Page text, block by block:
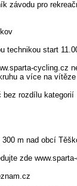
závodu pro
technikou start
cycling.cz
a více na
rozdílu kategorií
m nad obcí
zde